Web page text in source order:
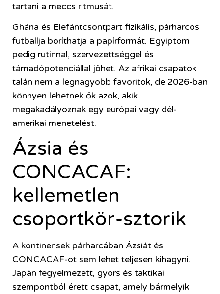
tartani a meccs ritmusát.
Ghána és Elefántcsontpart fizikális, párharcos
futballja boríthatja a papírformát. Egyiptom
pedig rutinnal, szervezettséggel és
támadópotenciállal jöhet. Az afrikai csapatok
talán nem a legnagyobb favoritok, de 2026-ban
könnyen lehetnek ők azok, akik
megakadályoznak egy európai vagy dél-
amerikai menetelést.
Ázsia és
CONCACAF:
kellemetlen
csoportkör-sztorik
A kontinensek párharcában Ázsiát és
CONCACAF-ot sem lehet teljesen kihagyni.
Japán fegyelmezett, gyors és taktikai
szempontból érett csapat, amely bármelyik